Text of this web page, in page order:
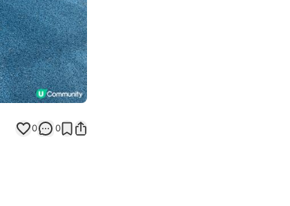
0 0